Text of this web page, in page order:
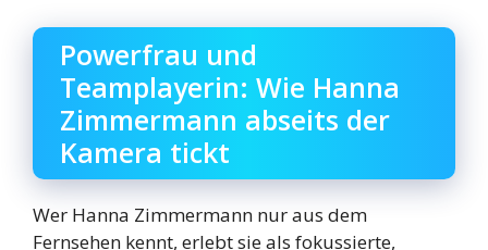
Powerfrau und
Teamplayerin: Wie Hanna
Zimmermann abseits der
Kamera tickt
Wer Hanna Zimmermann nur aus dem
Fernsehen kennt, erlebt sie als fokussierte,